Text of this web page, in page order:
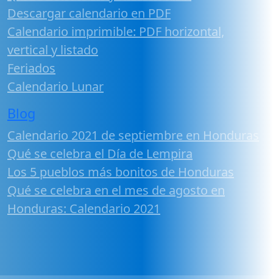
Descargar calendario en PDF
Calendario imprimible: PDF horizontal,
vertical y listado
Feriados
Calendario Lunar
Blog
Calendario 2021 de septiembre en Honduras
Qué se celebra el Día de Lempira
Los 5 pueblos más bonitos de Honduras
Qué se celebra en el mes de agosto en
Honduras: Calendario 2021